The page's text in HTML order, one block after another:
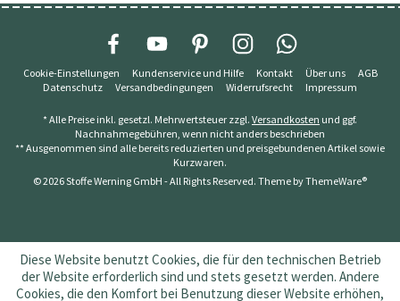
Cookie-Einstellungen Kundenservice und Hilfe Kontakt Über uns
AGB
Datenschutz
Versandbedingungen Widerrufsrecht Impressum
* Alle Preise inkl. gesetzl. Mehrwertsteuer zzgl. Versandkosten und ggf.
Nachnahmegebühren, wenn nicht anders beschrieben
** Ausgenommen sind alle bereits reduzierten und preisgebundenen Artikel sowie
Kurzwaren.
© 2026 Stoffe Werning GmbH - All Rights Reserved. Theme byThemeWare®
Diese Website benutzt Cookies, die für den technischen Betrieb
der Website erforderlich sind und stets gesetzt werden. Andere
Cookies, die den Komfort bei Benutzung dieser Website erhöhen,